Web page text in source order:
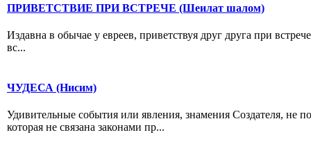
ПРИВЕТСТВИЕ ПРИ ВСТРЕЧЕ (Шеилат шалом)
Издавна в обычае у евреев, приветствуя друг друга при
вс...
ЧУДЕСА (Нисим)
Удивительные события или явления, знамения Создателя,
которая не связана законами пр...